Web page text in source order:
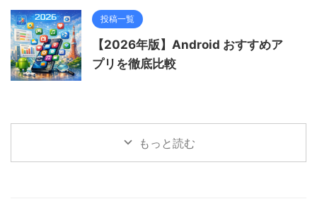
投稿一覧
【2026年版】Android おすすめア
プリを徹底比較
もっと読む